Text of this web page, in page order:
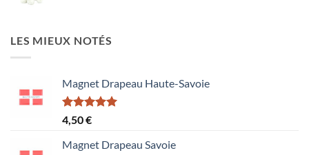
LES MIEUX NOTÉS
Magnet Drapeau Haute-Savoie
Note5.00
sur 5
4,50€
Magnet Drapeau Savoie